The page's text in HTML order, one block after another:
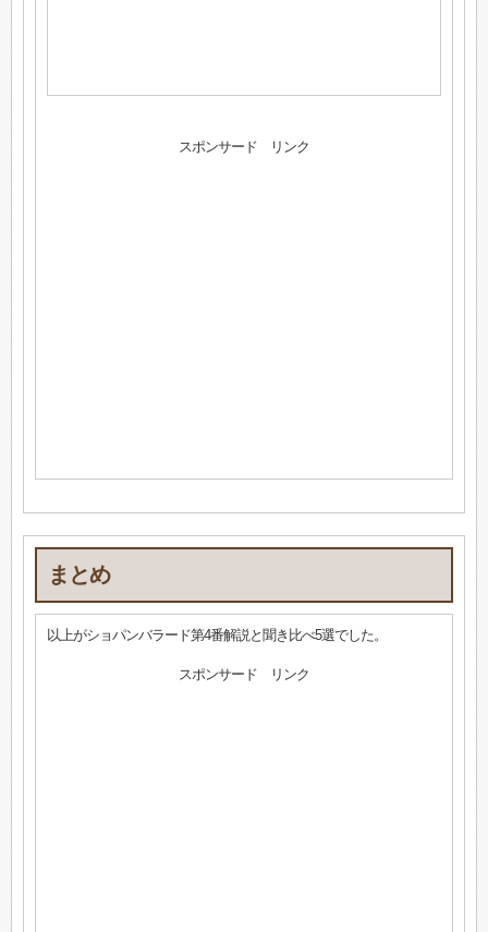
スポンサード リンク
まとめ
以上がショパンバラード第4番解説と聞き比べ5選でした。
スポンサード リンク